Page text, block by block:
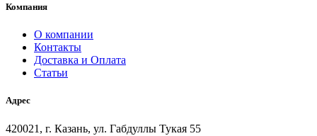
Компания
О компании
Контакты
Доставка и Оплата
Статьи
Адрес
420021, г. Казань, ул. Габдуллы Тукая 55